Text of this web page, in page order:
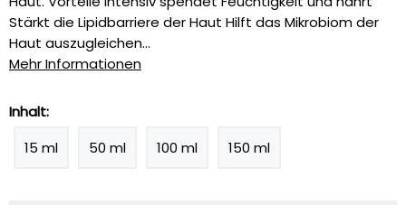
Stärkt die Lipidbarriere der Haut Hilft das Mikrobiom der
Haut auszugleichen...
Mehr Informationen
Inhalt:
15 ml
50 ml 100 ml 150 ml